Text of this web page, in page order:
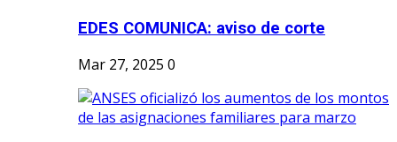
EDES COMUNICA: aviso de corte
Mar 27, 2025 0